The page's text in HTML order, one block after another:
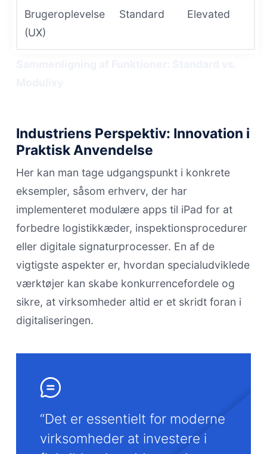
Brugeroplevelse
(UX)
Standard Elevated
Industriens Perspektiv: Innovation i
Praktisk Anvendelse
Her kan man tage udgangspunkt i konkrete
eksempler, såsom erhverv, der har
implementeret modulære apps til iPad for at
forbedre logistikkæder, inspektionsprocedurer
eller digitale signaturprocesser. En af de
vigtigste aspekter er, hvordan specialudviklede
værktøjer kan skabe konkurrencefordele og
sikre, at virksomheder altid er et skridt foran i
digitaliseringen.
“Det er essentielt for moderne
virksomheder at investere i